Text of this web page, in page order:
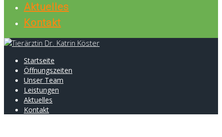
Aktuelles
Kontakt
Startseite
Öffnungszeiten
Unser Team
Leistungen
Aktuelles
Kontakt